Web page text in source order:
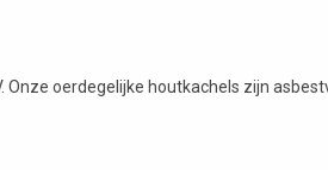
oerdegelijke houtkachels zijn